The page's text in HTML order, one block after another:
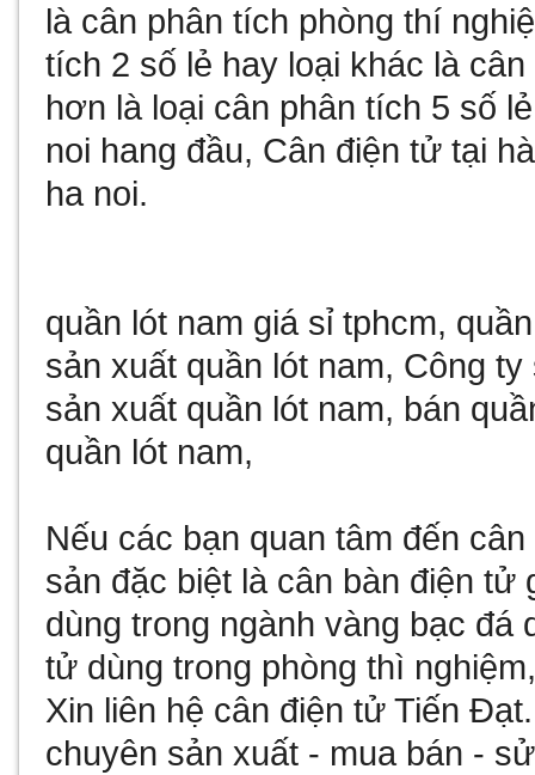
là cân phân tích phòng thí
tích 2 số lẻ hay loại khác là cân
hơn là loại cân phân tích 5 số lẻ
noi hang đầu, Cân điện tử tại
ha noi.
quần lót nam giá sỉ tphcm,
sản xuất quần lót nam, Công ty
sản xuất quần lót nam, bán
quần lót nam,
Nếu các bạn quan tâm đến cân
sản đặc biệt là cân bàn điện tử
dùng trong ngành vàng bạc
tử dùng trong phòng thì
Xin liên hệ cân điện tử Tiến
chuyên sản xuất - mua bán -